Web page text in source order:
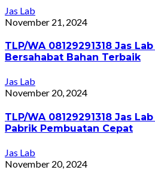
Jas Lab
November 21, 2024
TLP/WA 08129291318 Jas
Bersahabat Bahan Terbaik
Jas Lab
November 20, 2024
TLP/WA 08129291318 Jas
Pabrik Pembuatan Cepat
Jas Lab
November 20, 2024